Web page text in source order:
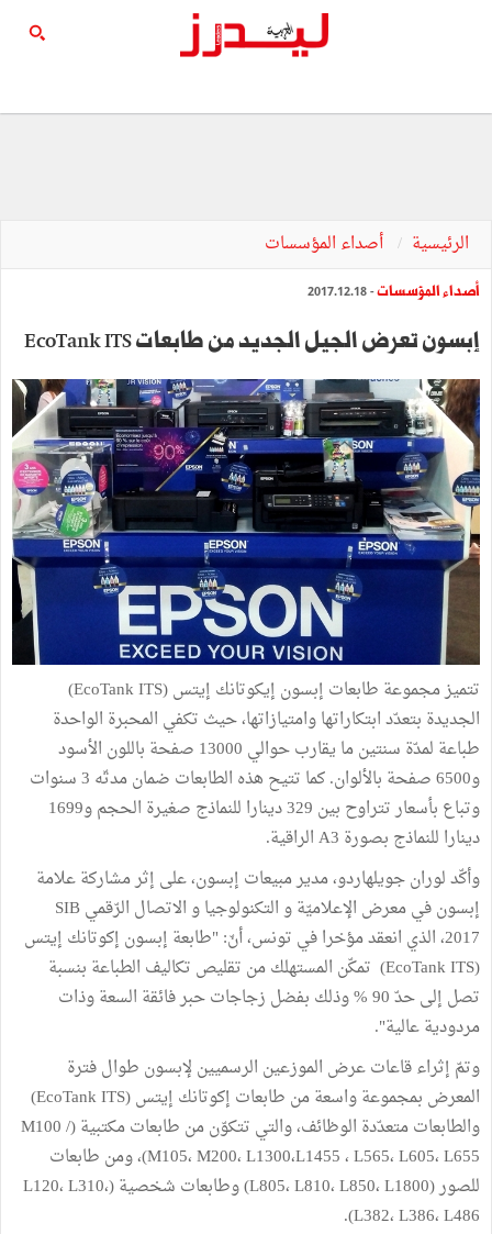
الرئيسية أصداء المؤسسات
أصداء المؤسسات- 2017.12.18
إبسون تعرض الجيل الجديد من طابعات EcoTank ITS
تتميز مجموعة طابعات إبسون إيكوتانك إيتس (EcoTank ITS)
الجديدة بتعدّد ابتكاراتها وامتيازاتها، حيث تكفي المحبرة الواحدة
طباعة لمدّة سنتين ما يقارب حوالي 13000 صفحة باللون الأسود
و6500 صفحة بالألوان. كما تتيح هذه الطابعات ضمان مدتّه 3 سنوات
وتباع بأسعار تتراوح بين 329 دينارا للنماذج صغيرة الحجم و1699
دينارا للنماذج بصورة A3 الراقية.
وأكّد لوران جويلهاردو، مدير مبيعات إبسون، على إثر مشاركة علامة
إبسون في معرض الإعلاميّة و التكنولوجيا و الاتصال الرّقمي SIB
2017، الذي انعقد مؤخرا في تونس، أنّ: "طابعة إبسون إكوتانك إيتس
(EcoTank ITS) تمكّن المستهلك من تقليص تكاليف الطباعة بنسبة
تصل إلى حدّ 90 % وذلك بفضل زجاجات حبر فائقة السعة وذات
مردودية عالية".
وتمّ إثراء قاعات عرض الموزعين الرسميين لإبسون طوال فترة
المعرض بمجموعة واسعة من طابعات إكوتانك إيتس (EcoTank ITS)
والطابعات متعدّدة الوظائف، والتي تتكوّن من طابعات مكتبية (M100 /
M105، M200، L1300،L1455 ، L565، L605، L655)، ومن طابعات
للصور (L805، L810، L850، L1800) وطابعات شخصية (L120، L310،
L382، L386، L486).